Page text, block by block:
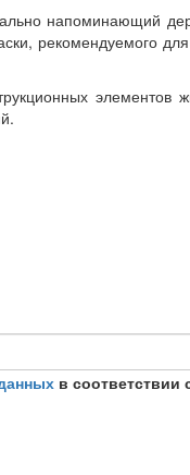
напоминающий
рекомендуемого
в